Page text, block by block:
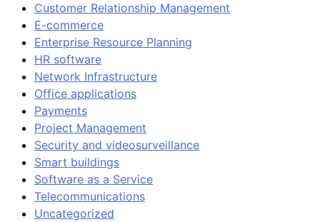
Customer Relationship Management
E-commerce
Enterprise Resource Planning
HR software
Network Infrastructure
Office applications
Payments
Project Management
Security and videosurveillance
Smart buildings
Software as a Service
Telecommunications
Uncategorized